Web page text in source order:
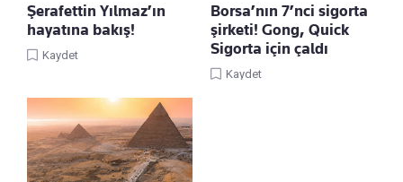
Şerafettin Yılmaz’ın
hayatına bakış!
Kaydet
Borsa’nın 7’nci sigorta
şirketi! Gong, Quick
Sigorta için çaldı
Kaydet